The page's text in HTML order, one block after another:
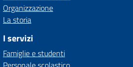
Organizzazione
La storia
I servizi
Famiglie e studenti